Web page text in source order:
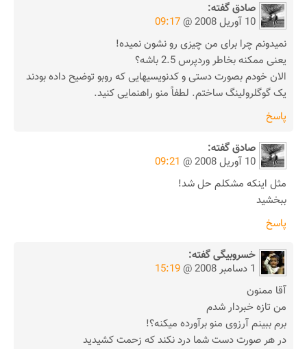
صادقگفته:
10 آوریل 2008 @
09:17
نمیدونم چرا برای من چیزی رو نشون نمیده!
یعنی ممکنه بخاطر وردپرس 2.5 باشه؟
الان خودم بصورت دستی و کدنویسیهایی که روبو توضیح داده بودند
یک گوگلرولینگ ساختم. لطفاً منو راهنمایی کنید.
پاسخ
صادقگفته:
10 آوریل 2008 @
09:21
مثل اینکه مشکلم حل شد!
ببخشید
پاسخ
خسروبیگیگفته:
1 دسامبر 2008 @
15:19
آقا ممنون
من تازه خبردار شدم
برم ببینم آرزوی منو برآورده میکنه؟!
در هر صورت دست شما درد نکند که زحمت کشیدید